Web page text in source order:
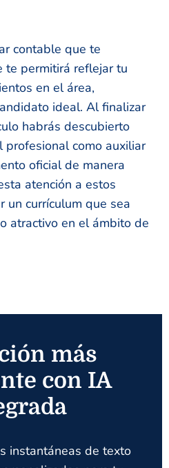
contable que te
te permitirá reflejar tu
en el área,
ideal. Al finalizar
habrás descubierto
como auxiliar
oficial de manera
atención a estos
un currículum que sea
atractivo en el ámbito de
más
con IA
instantáneas de texto